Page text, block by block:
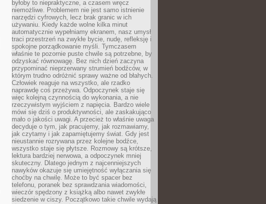
byłoby to niepraktyczne, a czasem wręcz
niemożliwe. Problemem nie jest samo istnienie
narzędzi cyfrowych, lecz brak granic w ich
używaniu. Kiedy każde wolne kilka minut
automatycznie wypełniamy ekranem, nasz umysł
traci przestrzeń na zwykłe bycie, nudę, refleksję i
spokojne porządkowanie myśli. Tymczasem
właśnie te pozornie puste chwile są potrzebne, by
odzyskać równowagę. Bez nich dzień zaczyna
przypominać nieprzerwany strumień bodźców, w
którym trudno odróżnić sprawy ważne od błahych.
Człowiek reaguje na wszystko, ale rzadko
naprawdę coś przeżywa. Odpoczynek staje się
więc kolejną czynnością do wykonania, a nie
rzeczywistym wyjściem z napięcia. Bardzo wiele
mówi się dziś o produktywności, ale zaskakująco
mało o jakości uwagi. A przecież to właśnie uwaga
decyduje o tym, jak pracujemy, jak rozmawiamy,
jak czytamy i jak zapamiętujemy świat. Gdy jest
nieustannie rozrywana przez kolejne bodźce,
wszystko staje się płytsze. Rozmowy są krótsze,
lektura bardziej nerwowa, a odpoczynek mniej
skuteczny. Dlatego jednym z najcenniejszych
nawyków okazuje się umiejętność wyłączania się
choćby na chwilę. Może to być spacer bez
telefonu, poranek bez sprawdzania wiadomości,
wieczór spędzony z książką albo nawet zwykłe
siedzenie w ciszy. Początkowo takie chwile wydają